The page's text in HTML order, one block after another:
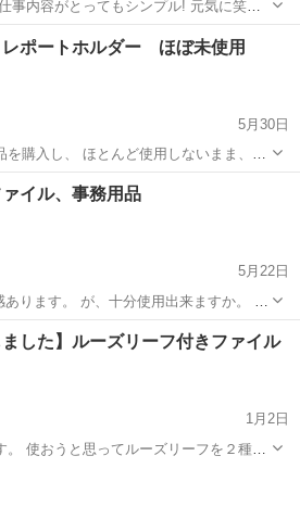
事内容がとってもシンプル! 元気に笑顔
提供 みんなでワイワイおしゃべり たま
えナイトワーク経験ゼロでもご安心く
クチャ...
ポートホルダー ほぼ未使用
5月30日
を購入し、 ほとんど使用しないまま、本
。 若干の何かの跡が付いていますが、使
いいたします。 引き渡し場所の
レザー
イル、事務用品
5月22日
ります。 が、十分使用出来ますか。 須
さる方でお願いいたします。 神経質な方
手帳 ニンテンドーDS
ました】ルーズリーフ付きファイル
1月2日
使おうと思ってルーズリーフを２種類